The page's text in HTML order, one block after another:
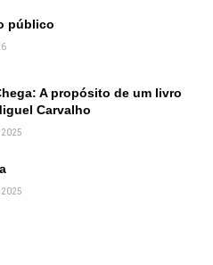
público
A propósito de um livro
Carvalho
2025
2025